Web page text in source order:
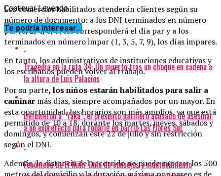
Los comercios habilitados atenderán clientes según su
número de documento: a los DNI terminados en número
par (0, 2, 4, 6, 8) les corresponderá el día par y a los
terminados en número impar (1, 3, 5, 7, 9), los días impares.
En tanto, los administrativos de instituciones educativas y
los escribanos pueden volver al trabajo.
Por su parte, los niños estarán habilitados para salir a
caminar más días, siempre acompañados por un mayor. En
esta oportunidad, los horarios son más amplios, ya que está
permitido de 10 a 18, durante los martes, jueves, sábados y
domingos, y comienzan este 22 de julio y sin restricción
según el DNI.
Además, la distancia del recorrido no puede superar los 500
Continuar Leyendo
Te podría interesar...
Tragedia en la ruta 34: Un muerto tras un choque en cadena a
la altura de Luis Palacios
Detuvieron a “Yaka”, el presunto gatillero acusado de asesinar
a un exprefecto para robarle en barrio Las Flores Sur
Fenómeno de El Niño: Guía de consejos y mantenimiento